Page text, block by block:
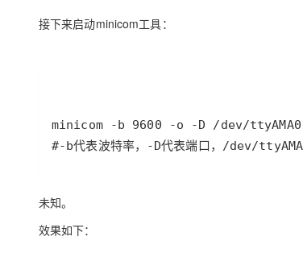
接下来启动minicom工具：
#-b代表波特率，-D代表端口，/dev/
未知。
效果如下：